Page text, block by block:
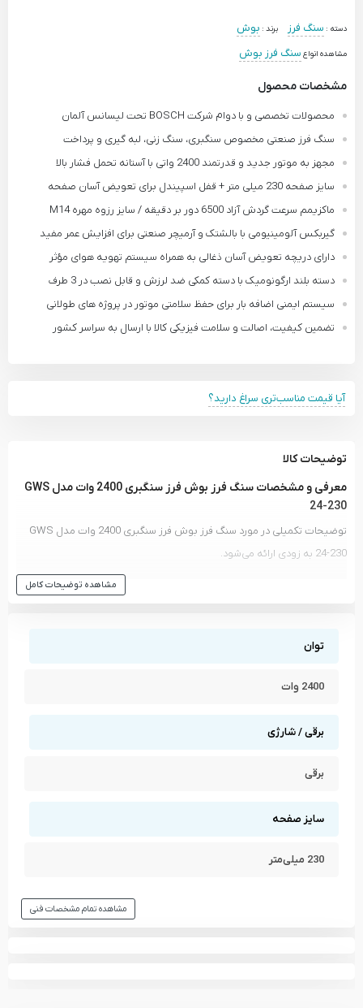
دسته : سنگ فرز برند : بوش
مشاهده انواع سنگ فرز بوش
مشخصات محصول
محصولات تخصصی و با دوام شرکت BOSCH تحت لیسانس آلمان
سنگ فرز صنعتی مخصوص سنگبری، سنگ زنی، لبه گیری و پرداخت
مجهز به موتور جدید و قدرتمند 2400 واتی با آستانه تحمل فشار بالا
سایز صفحه 230 میلی متر + قفل اسپیندل برای تعویض آسان صفحه
ماکزیمم سرعت گردش آزاد 6500 دور بر دقیقه / سایز رزوه مهره M14
گیربکس آلومینیومی با بالشتک و آرمیچر صنعتی برای افزایش عمر مفید
دارای دریچه تعویض آسان ذغالی به همراه سیستم تهویه هوای مؤثر
دسته بلند ارگونومیک با دسته کمکی ضد لرزش و قابل نصب در 3 طرف
سیستم ایمنی اضافه بار برای حفظ سلامتی موتور در پروژه های طولانی
تضمین کیفیت، اصالت و سلامت فیزیکی کالا با ارسال به سراسر کشور
آیا قیمت مناسب‌تری سراغ دارید؟
توضیحات کالا
معرفی و مشخصات سنگ فرز بوش فرز سنگبری 2400 وات مدل GWS
24-230
توضیحات تکمیلی در مورد سنگ فرز بوش فرز سنگبری 2400 وات مدل GWS
24-230 به زودی ارائه می‌شود.
مشاهده توضیحات کامل
توان
2400 وات
برقی / شارژی
برقی
سایز صفحه
230 میلی‌متر
مشاهده تمام مشخصات فنی